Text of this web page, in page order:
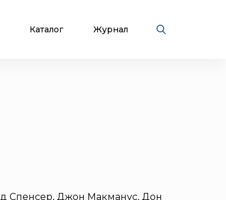
Каталог Журнал
Спенсер, Джон Макманус, Дон